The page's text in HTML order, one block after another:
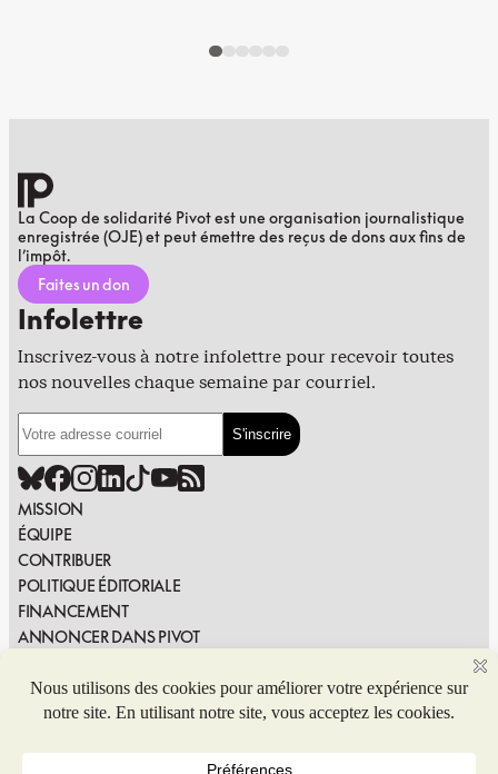
La Coop de solidarité Pivot est une organisation journalistique
enregistrée (OJE) et peut émettre des reçus de dons aux fins de
l’impôt.
Faites un don
Infolettre
Inscrivez-vous à notre infolettre pour recevoir toutes
nos nouvelles chaque semaine par courriel.
MISSION
ÉQUIPE
CONTRIBUER
POLITIQUE ÉDITORIALE
FINANCEMENT
ANNONCER DANS PIVOT
SIGNALER UNE ERREUR
NOUS JOINDRE